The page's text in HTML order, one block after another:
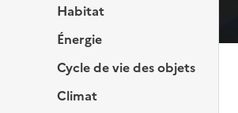
Habitat
Énergie
Cycle de vie des objets
Climat